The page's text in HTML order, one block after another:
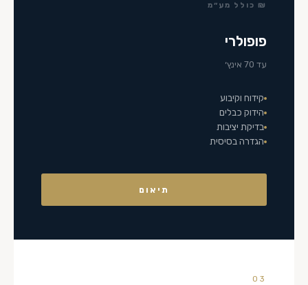
₪ כולל מע״מ
פופולרי
עד 70 אינץ׳
קידוח וקיבוע
הידוק כבלים
בדיקת יציבות
הגדרה בסיסית
תיאום
03